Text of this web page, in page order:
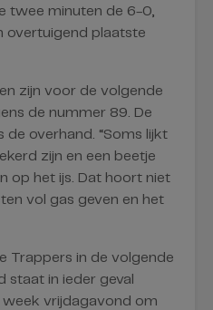
twee minuten de 6-0,
overtuigend plaatste
zijn voor de volgende
de nummer 89. De
overhand. “Soms lijkt
zijn en een beetje
op het ijs. Dat hoort niet
vol gas geven en het
Trappers in de volgende
staat in ieder geval
vrijdagavond om